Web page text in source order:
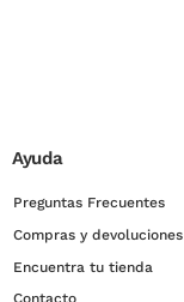
Ayuda
Preguntas Frecuentes
Compras y devoluciones
Encuentra tu tienda